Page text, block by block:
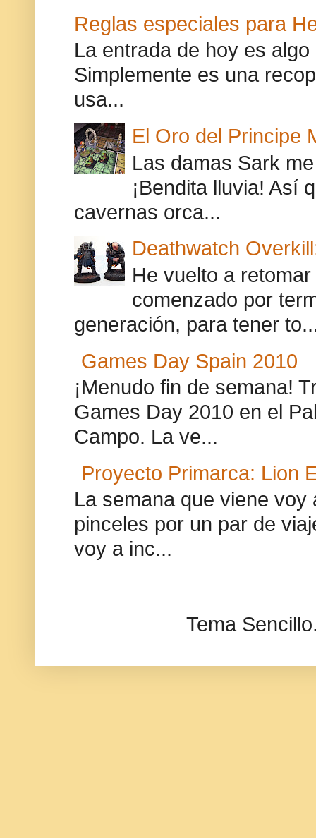
Reglas especiales para
La entrada de hoy es
Simplemente es una
usa...
El Oro del Principe
Las damas Sark
¡Bendita lluvia! Así
cavernas orca...
Deathwatch
He vuelto a
comenzado por
generación, para tener
Games Day Spain 2010
¡Menudo fin de semana!
Games Day 2010 en el
Campo. La ve...
Proyecto Primarca: Lion
La semana que viene
pinceles por un par de
voy a inc...
Tema